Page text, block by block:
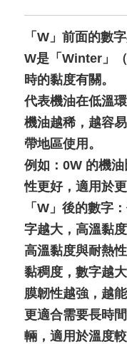
「W」前面的數
W是「Winter」
時的黏度有關。
代表機油在低溫
機油越稀，越容
帶地區使用。
例如：0W 的機
性更好，適用於
「W」後的數字
字越大，高溫黏
高溫黏度與耐熱
黏稠度，數字越
膜韌性越強，越
更適合需要長時
輛，適用於溫度